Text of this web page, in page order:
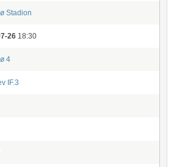
Stadion
26 18:30
4
IF.3